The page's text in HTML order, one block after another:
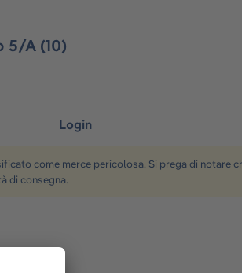
5/A (10)
Login
come merce pericolosa. Si prega di notare
di consegna.